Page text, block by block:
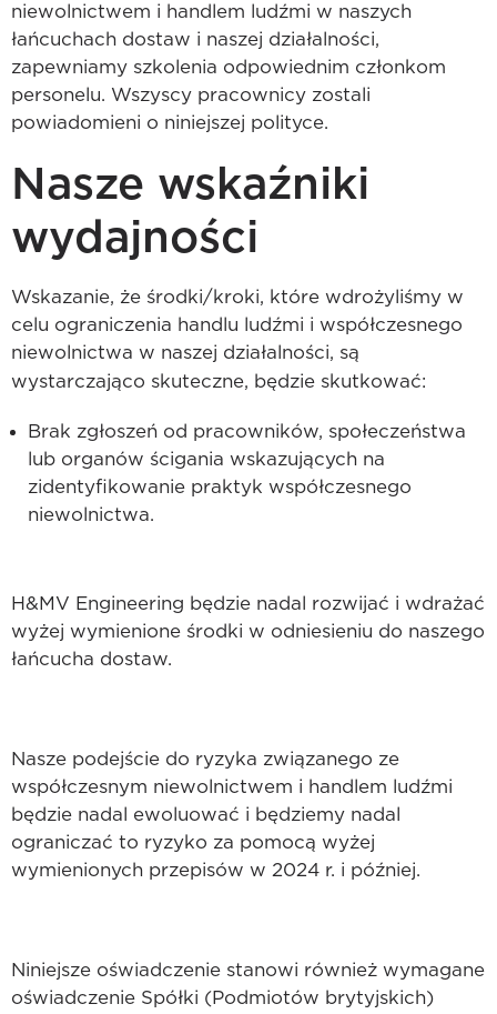
niewolnictwem i handlem ludźmi w naszych
łańcuchach dostaw i naszej działalności,
zapewniamy szkolenia odpowiednim członkom
personelu. Wszyscy pracownicy zostali
powiadomieni o niniejszej polityce.
Nasze wskaźniki
wydajności
Wskazanie, że środki/kroki, które wdrożyliśmy w
celu ograniczenia handlu ludźmi i współczesnego
niewolnictwa w naszej działalności, są
wystarczająco skuteczne, będzie skutkować:
Brak zgłoszeń od pracowników, społeczeństwa
lub organów ścigania wskazujących na
zidentyfikowanie praktyk współczesnego
niewolnictwa.
H&MV Engineering będzie nadal rozwijać i wdrażać
wyżej wymienione środki w odniesieniu do naszego
łańcucha dostaw.
Nasze podejście do ryzyka związanego ze
współczesnym niewolnictwem i handlem ludźmi
będzie nadal ewoluować i będziemy nadal
ograniczać to ryzyko za pomocą wyżej
wymienionych przepisów w 2024 r. i później.
Niniejsze oświadczenie stanowi również wymagane
oświadczenie Spółki (Podmiotów brytyjskich)